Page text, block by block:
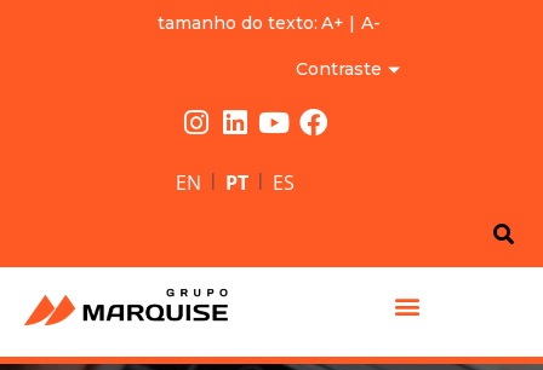
tamanho do texto: A+ | A-
Contraste
EN | PT | ES